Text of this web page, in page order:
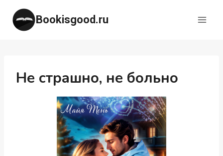
Перейти
содержимому
Bookisgood.ru
Не страшно, не больно